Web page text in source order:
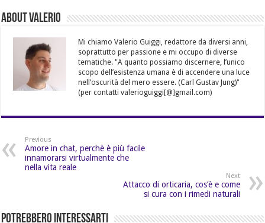
About Valerio
Mi chiamo Valerio Guiggi, redattore da diversi anni,
soprattutto per passione e mi occupo di diverse
tematiche. "A quanto possiamo discernere, l’unico
scopo dell’esistenza umana è di accendere una luce
nell’oscurità del mero essere. (Carl Gustav Jung)"
(per contatti valerioguiggi[@]gmail.com)
Previous
Amore in chat, perchè è più facile
innamorarsi virtualmente che
nella vita reale
Next
Attacco di orticaria, cos’è e come
si cura con i rimedi naturali
Potrebbero Interessarti